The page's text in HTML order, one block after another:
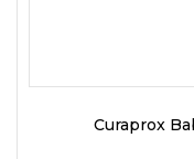
Curaprox